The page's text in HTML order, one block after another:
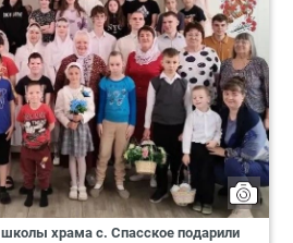
школы храма с. Спасское подарили